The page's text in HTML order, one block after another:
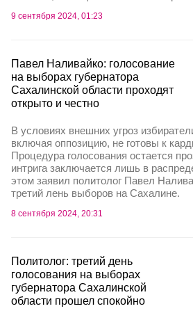
9 сентября 2024, 01:23
Павел Наливайко: голосование
на выборах губернатора
Сахалинской области проходят
открыто и честно
В условиях внешних угроз
включая оппозицию, не готовы к
Процедура голосования остается
интрига заключается лишь в
этом заявил политолог Павел
третий лень выборов на Сахалине.
8 сентября 2024, 20:31
Политолог: третий день
голосования на выборах
губернатора Сахалинской
области прошел спокойно